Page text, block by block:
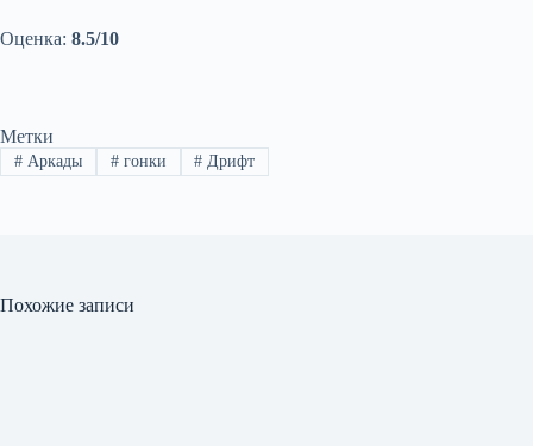
Оценка: 8.5/10
Метки
#Аркады #гонки # Дрифт
Похожие записи